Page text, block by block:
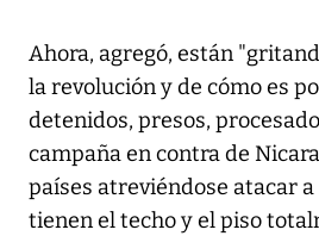
Ahora, agregó, están
la revolución y de cómo es
detenidos, presos,
campaña en contra de
países atreviéndose atacar
tienen el techo y el piso